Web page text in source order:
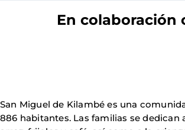
En colaboración
San Miguel de Kilambé es una
886 habitantes. Las familias se dedican